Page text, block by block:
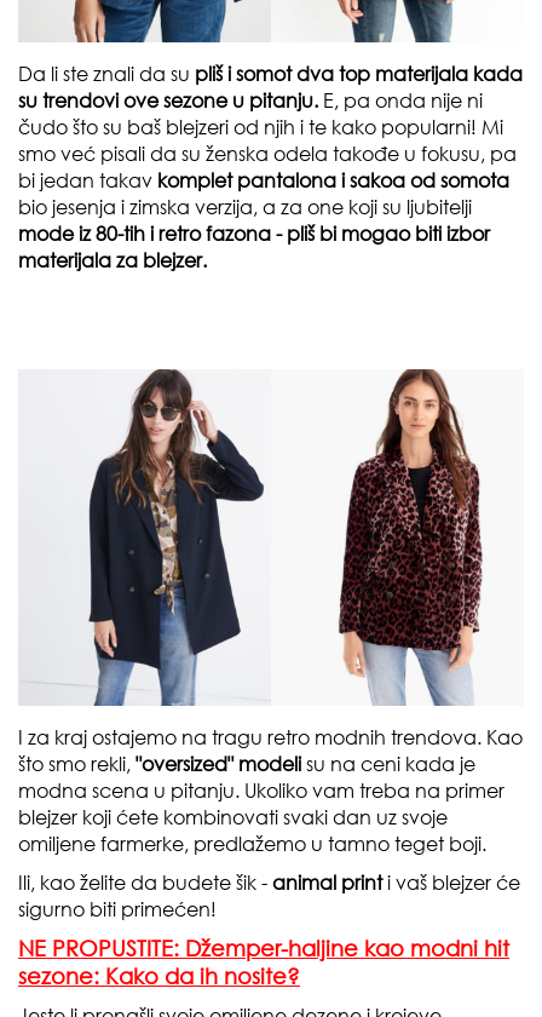
Da li ste znali da su pliš i somot dva top materijala kada
su trendovi ove sezone u pitanju. E, pa onda nije ni
čudo što su baš blejzeri od njih i te kako popularni! Mi
smo već pisali da su ženska odela takođe u fokusu, pa
bi jedan takav komplet pantalona i sakoa od somota
bio jesenja i zimska verzija, a za one koji su ljubitelji
mode iz 80-tih i retro fazona - pliš bi mogao biti izbor
materijala za blejzer.
I za kraj ostajemo na tragu retro modnih trendova. Kao
što smo rekli, "oversized" modelisu na ceni kada je
modna scena u pitanju. Ukoliko vam treba na primer
blejzer koji ćete kombinovati svaki dan uz svoje
omiljene farmerke, predlažemo u tamno teget boji.
Ili, kao želite da budete šik - animal printi vaš blejzer će
sigurno biti primećen!
NE PROPUSTITE: Džemper-haljine kao modni hit
sezone: Kako da ih nosite?